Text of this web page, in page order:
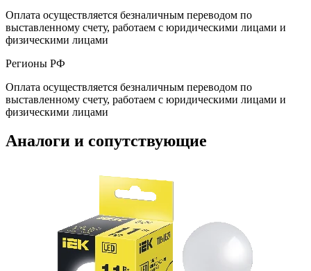
Оплата осуществляется безналичным переводом по
выставленному счету, работаем с юридическими лицами и
физическими лицами
Регионы РФ
Оплата осуществляется безналичным переводом по
выставленному счету, работаем с юридическими лицами и
физическими лицами
Аналоги и сопутствующие